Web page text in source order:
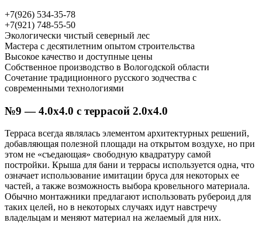
+7(926) 534-35-78
+7(921) 748-55-50
Экологически чистый северный лес
Мастера с десятилетним опытом строительства
Высокое качество и доступные цены
Собственное производство в Вологодской области
Сочетание традиционного русского зодчества с
современными технологиями
№9 — 4.0х4.0 с террасой 2.0х4.0
Терраса всегда являлась элементом архитектурных решений,
добавляющая полезной площади на открытом воздухе, но при
этом не «съедающая» свободную квадратуру самой
постройки. Крыша для бани и террасы используется одна, что
означает использование имитации бруса для некоторых ее
частей, а также возможность выбора кровельного материала.
Обычно монтажники предлагают использовать рубероид для
таких целей, но в некоторых случаях идут навстречу
владельцам и меняют материал на желаемый для них.